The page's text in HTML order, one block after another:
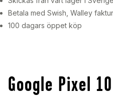
Betala med Swish, Walley
100 dagars öppet köp
Google Pixel